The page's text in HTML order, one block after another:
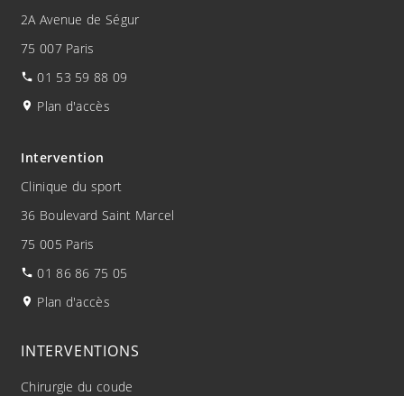
2A Avenue de Ségur
75 007 Paris
01 53 59 88 09
Plan d'accès
Intervention
Clinique du sport
36 Boulevard Saint Marcel
75 005 Paris
01 86 86 75 05
Plan d'accès
INTERVENTIONS
Chirurgie du coude